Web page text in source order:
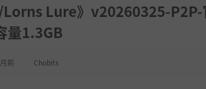
Lure》v20260325-P2P-
量1.3GB
前 Chobits